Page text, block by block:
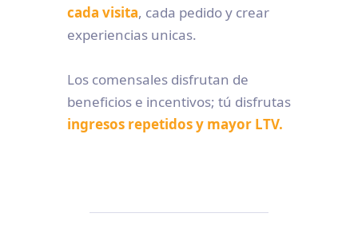
cada visita, cada pedido y crear
experiencias unicas.
Los comensales disfrutan de
beneficios e incentivos; tú disfrutas
ingresos repetidos y mayor LTV.